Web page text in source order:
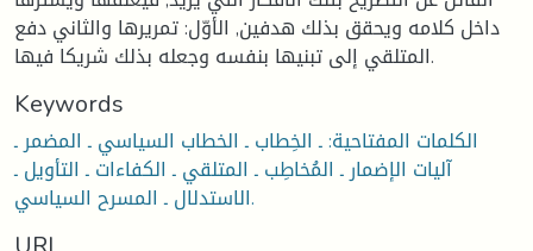
داخل كلامه ويحقق بذلك هدفين, الأوّل: تمريرها والثاني دفع
المتلقي إلى تبنيها بنفسه وجعله بذلك شريكا فيها.
Keywords
الكلمات المفتاحية: ـ الخِطاب ـ الخطاب السياسي ـ المضمر ـ
آليات الإضمار ـ المُخاطِب ـ المتلقي ـ الكفاءات ـ التأويل ـ
الاستدلال ـ المسرح السياسي.